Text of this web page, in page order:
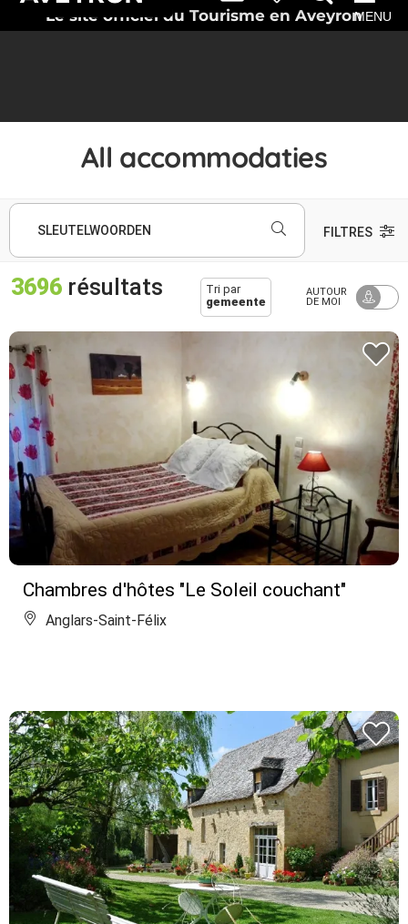
Le site officiel du Tourisme en AveyronMENU
All accommodaties
SLEUTELWOORDEN FILTRES
3696 résultats
Tri par
gemeente
AUTOUR
DE MOI
Chambres d'hôtes "Le Soleil couchant"
Anglars-Saint-Félix